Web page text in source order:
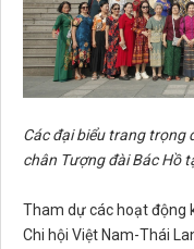
Các đại biểu trang trọng
chân Tượng đài Bác Hồ
Tham dự các hoạt động
Chi hội Việt Nam-Thái